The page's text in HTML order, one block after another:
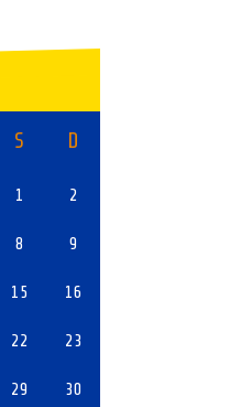
S D
1 2
8 9
15 16
22 23
29 30